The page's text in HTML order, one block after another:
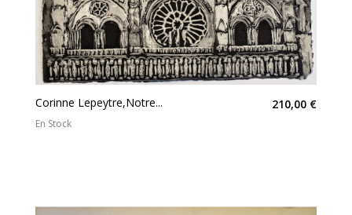
Corinne Lepeytre,Notre... 210,00 €
En Stock